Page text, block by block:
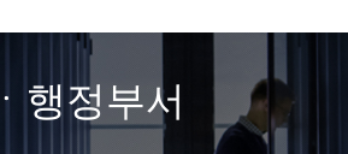
황 행정부서